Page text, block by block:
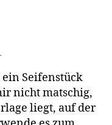
Seifenstück
nicht matschig,
liegt, auf der